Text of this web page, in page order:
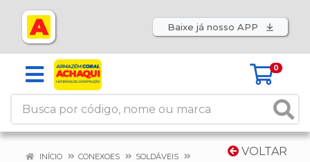
Baixe já nosso APP
0
VOLTAR
INÍCIO CONEXOES
SOLDÁVEIS